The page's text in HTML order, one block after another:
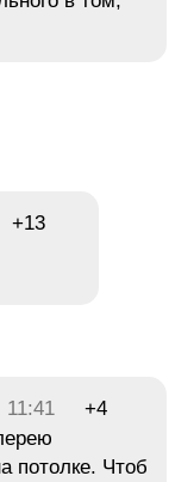
+13
11:41
+4
потолке. Чтоб